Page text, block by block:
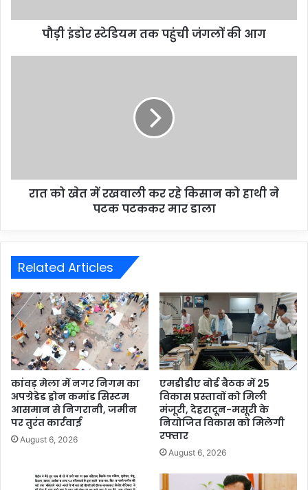
पौड़ी इंडोर स्टेडियम तक पहुंची जंगलों की आग
रात को खेत में रखवाली कर रहे किसान को हाथी ने
पटक पटककर मार डाला
Related Articles
कांवड़ मेला में नगर निगम का
अपग्रेडेड ड्रोन कमांड सिस्टम
आसमान से निगरानी, जमीन
पर तुरंत कार्रवाई
August 6, 2026
एमडीडीए बोर्ड बैठक में 25
विकास प्रस्तावों को मिली
मंजूरी, देहरादून-मसूरी के
नियोजित विकास को मिलेगी
रफ्तार
August 6, 2026